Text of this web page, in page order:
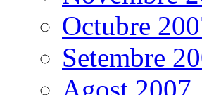
Octubre
Setembre
Agost 2007